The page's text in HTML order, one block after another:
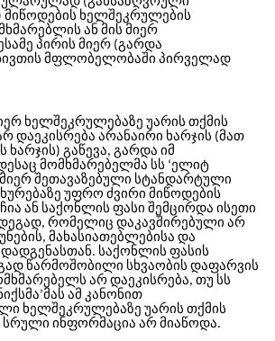
ხელშეკრულების
ან მის მიერ
პირის მიერ (გარდა
მფლობელობაში პირველად
ხელშეკრულებაზე უარის თქმის
დაეკისრება არანაირი ხარჯის (მათ
ხარჯის) გაწევა, გარდა იმ
მომხმარებელმა სს ‘ელიტ
მიერ შეთავაზებული სტანდარტული
უფრო ძვირი მიწოდების
ან საქონლის ფასი შემცირდა ისეთი
რომელიც დაკავშირებული არ
მახასიათებლებისა და
საქონლის ფასის
წარმოშობილი სხვაობის დაფარვის
არ დაეკისრება, თუ სს
მას ამ კანონით
ხელშეკრულებაზე უარის თქმის
სრული ინფორმაცია არ მიაწოდა.